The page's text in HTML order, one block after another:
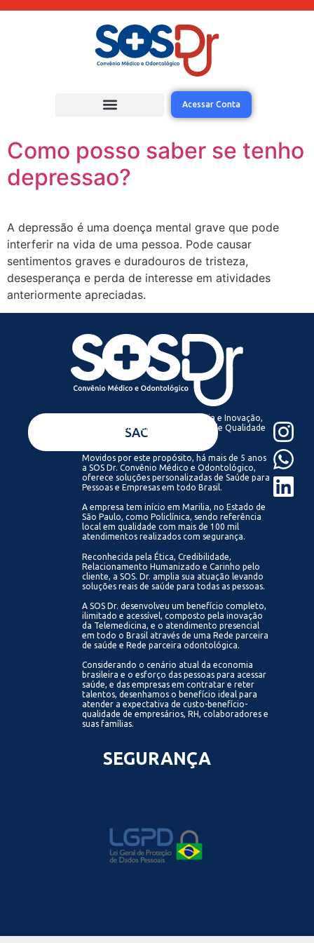
Acessar Conta
Como posso saber se tenho
depressao?
A depressão é uma doença mental grave que pode
interferir na vida de uma pessoa. Pode causar
sentimentos graves e duradouros de tristeza,
desesperança e perda de interesse em atividades
anteriormente apreciadas.
VENDASSAC
Acreditamos que com Tecnologia e Inovação,
todos podem ter acesso a Saúde de Qualidade
Movidos por este propósito, há mais de 5 anos
a SOS Dr. Convênio Médico e Odontológico,
oferece soluções personalizadas de Saúde para
Pessoas e Empresas em todo Brasil.
A empresa tem início em Marilia, no Estado de
São Paulo, como Policlínica, sendo referência
local em qualidade com mais de 100 mil
atendimentos realizados com segurança.
Reconhecida pela Ética, Credibilidade,
Relacionamento Humanizado e Carinho pelo
cliente, a SOS. Dr. amplia sua atuação levando
soluções reais de saúde para todas as pessoas.
A SOS Dr. desenvolveu um benefício completo,
ilimitado e acessível, composto pela inovação
da Telemedicina, e o atendimento presencial
em todo o Brasil através de uma Rede parceira
de saúde e Rede parceira odontológica.
Considerando o cenário atual da economia
brasileira e o esforço das pessoas para acessar
saúde, e das empresas em contratar e reter
talentos, desenhamos o benefício ideal para
atender a expectativa de custo-benefício-
qualidade de empresários, RH, colaboradores e
suas famílias.
SEGURANÇA